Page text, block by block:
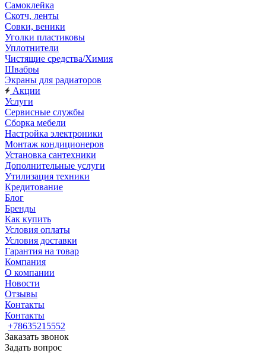
Самоклейка
Скотч, ленты
Совки, веники
Уголки пластиковы
Уплотнители
Чистящие средства/Химия
Швабры
Экраны для радиаторов
Акции
Услуги
Сервисные службы
Сборка мебели
Настройка электроники
Монтаж кондиционеров
Установка сантехники
Дополнительные услуги
Утилизация техники
Кредитование
Блог
Бренды
Как купить
Условия оплаты
Условия доставки
Гарантия на товар
Компания
О компании
Новости
Отзывы
Контакты
Контакты
+78635215552
Заказать звонок
Задать вопрос